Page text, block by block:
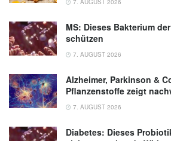
7. AUGUST 2026
MS: Dieses Bakterium
schützen
7. AUGUST 2026
Alzheimer, Parkinson &
Pflanzenstoffe zeigt
7. AUGUST 2026
Diabetes: Dieses